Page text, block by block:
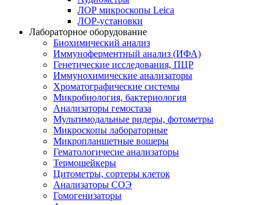
ЛОР микроскопы Leica
ЛОР-установки
Лабораторное оборудование
Биохимический анализ
Иммуноферментный анализ (ИФА)
Генетические исследования, ПЦР
Иммунохимические анализаторы
Хроматографические системы
Микробиология, бактериология
Анализаторы гемостаза
Мультимодальные ридеры, фотометры
Микроскопы лабораторные
Микропланшетные вошеры
Гематологичесие анализаторы
Термошейкеры
Цитометры, сортеры клеток
Анализаторы СОЭ
Гомогенизаторы